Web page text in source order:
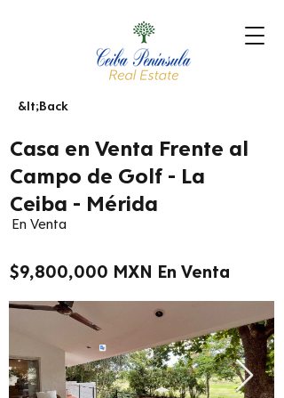
&lt;Back
Casa en Venta Frente al
Campo de Golf - La
Ceiba - Mérida
En Venta
$9,800,000 MXN En Venta